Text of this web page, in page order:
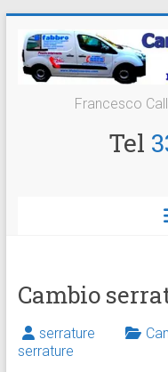
contenuto
Cambio
Serratura
Francesco
Tel
Cambio
serrature
serrature